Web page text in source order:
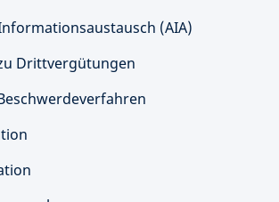
(AIA)
Drittvergütungen